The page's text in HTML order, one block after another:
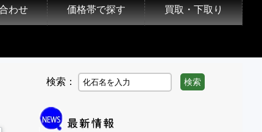
わせ 価格帯で探す 買取・下取り
検索： 検索